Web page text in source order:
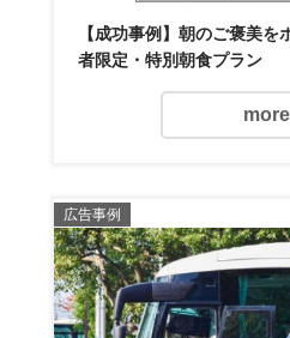
【成功事例】朝のご褒美
者限定・特別朝食プラン
more
広告事例